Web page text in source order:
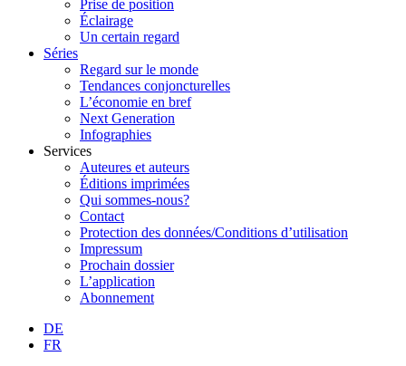
Prise de position
Éclairage
Un certain regard
Séries
Regard sur le monde
Tendances conjoncturelles
L’économie en bref
Next Generation
Infographies
Services
Auteures et auteurs
Éditions imprimées
Qui sommes-nous?
Contact
Protection des données/Conditions d’utilisation
Impressum
Prochain dossier
L’application
Abonnement
DE
FR